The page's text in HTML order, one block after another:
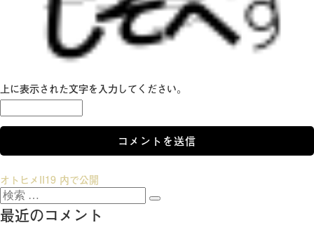
上に表示された文字を入力してください。
投
稿
オトヒメII19 内で公開
検
索:
検
最近のコメント